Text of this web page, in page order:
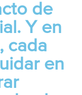
de
Y en
cada
en